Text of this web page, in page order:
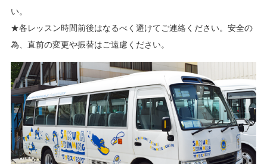
い。
★各レッスン時間前後はなるべく避けてご連絡ください。安全の
為、直前の変更や振替はご遠慮ください。